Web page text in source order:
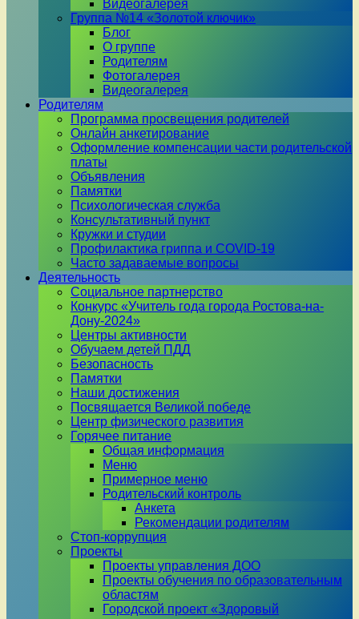
Видеогалерея
Группа №14 «Золотой ключик»
Блог
О группе
Родителям
Фотогалерея
Видеогалерея
Родителям
Программа просвещения родителей
Онлайн анкетирование
Оформление компенсации части родительской
платы
Объявления
Памятки
Психологическая служба
Консультативный пункт
Кружки и студии
Профилактика гриппа и COVID-19
Часто задаваемые вопросы
Деятельность
Социальное партнерство
Конкурс «Учитель года города Ростова-на-
Дону-2024»
Центры активности
Обучаем детей ПДД
Безопасность
Памятки
Наши достижения
Посвящается Великой победе
Центр физического развития
Горячее питание
Общая информация
Меню
Примерное меню
Родительский контроль
Анкета
Рекомендации родителям
Стоп-коррупция
Проекты
Проекты управления ДОО
Проекты обучения по образовательным
областям
Городской проект «Здоровый